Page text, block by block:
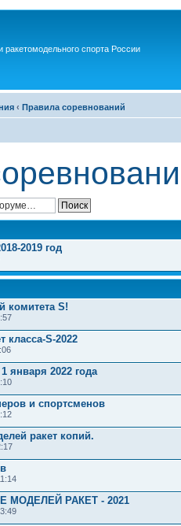
спорта России
‹ Правила соревнований
2019 год
комитета S!
класса-S-2022
января 2022 года
и спортсменов
ракет копий.
МОДЕЛЕЙ РАКЕТ - 2021